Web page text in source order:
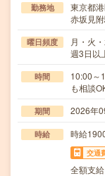
勤務地
東京都
赤坂見
曜日頻度
月・火
週3日以
時間
10:00～
も相談
期間 2026年
時給 時給
交通
全額支給